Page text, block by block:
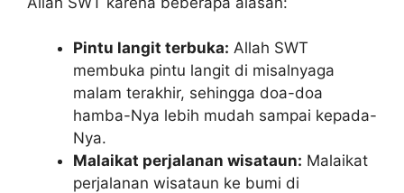
Pintu langit terbuka: Allah SWT
membuka pintu langit di misalnyaga
malam terakhir, sehingga doa-doa
hamba-Nya lebih mudah sampai kepada-
Nya.
Malaikat perjalanan wisataun: Malaikat
perjalanan wisataun ke bumi di